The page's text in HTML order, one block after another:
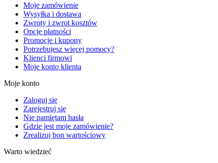
Moje zamówienie
Wysyłka i dostawa
Zwroty i zwrot kosztów
Opcje płatności
Promocje i kupony
Potrzebujesz więcej pomocy?
Klienci firmowi
Moje konto klienta
Moje konto
Zaloguj się
Zarejestruj się
Nie pamiętam hasła
Gdzie jest moje zamówienie?
Zrealizuj bon wartościowy
Warto wiedzieć